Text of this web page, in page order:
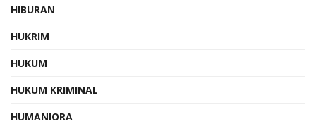
HIBURAN
HUKRIM
HUKUM
HUKUM KRIMINAL
HUMANIORA